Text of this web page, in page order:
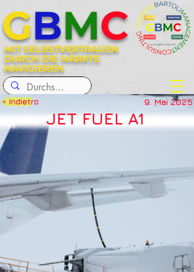
MIT SELBSTVERTRAUEN
DURCH DIE MÄRKTE
NAVIGIEREN
GBMC
< Indietro 9. Mai 2025
JET FUEL A1